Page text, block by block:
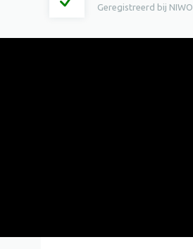
Geregistreerd bij NIWO